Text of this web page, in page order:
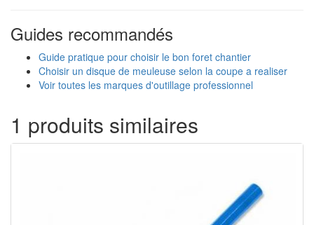
Guides recommandés
Guide pratique pour choisir le bon foret chantier
Choisir un disque de meuleuse selon la coupe a realiser
Voir toutes les marques d'outillage professionnel
1 produits similaires